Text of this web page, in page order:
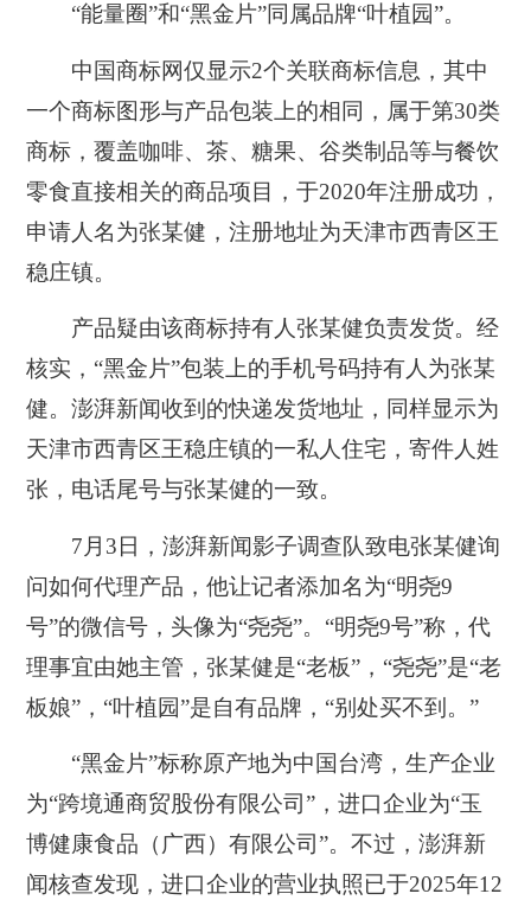
“能量圈”和“黑金片”同属品牌“叶植园”。
中国商标网仅显示2个关联商标信息，其中
一个商标图形与产品包装上的相同，属于第30类
商标，覆盖咖啡、茶、糖果、谷类制品等与餐饮
零食直接相关的商品项目，于2020年注册成功，
申请人名为张某健，注册地址为天津市西青区王
稳庄镇。
产品疑由该商标持有人张某健负责发货。经
核实，“黑金片”包装上的手机号码持有人为张某
健。澎湃新闻收到的快递发货地址，同样显示为
天津市西青区王稳庄镇的一私人住宅，寄件人姓
张，电话尾号与张某健的一致。
7月3日，澎湃新闻影子调查队致电张某健询
问如何代理产品，他让记者添加名为“明尧9
号”的微信号，头像为“尧尧”。“明尧9号”称，代
理事宜由她主管，张某健是“老板”，“尧尧”是“老
板娘”，“叶植园”是自有品牌，“别处买不到。”
“黑金片”标称原产地为中国台湾，生产企业
为“跨境通商贸股份有限公司”，进口企业为“玉
博健康食品（广西）有限公司”。不过，澎湃新
闻核查发现，进口企业的营业执照已于2025年12